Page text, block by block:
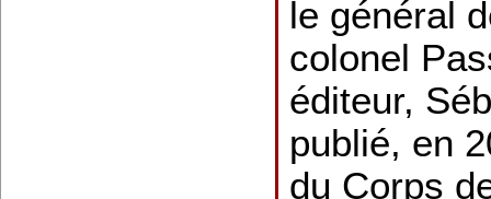
le général
colonel
éditeur,
publié, en
du Corps